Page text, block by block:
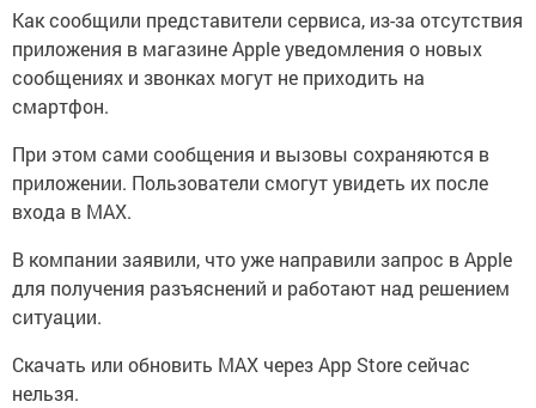
Как сообщили представители сервиса, из-за отсутствия
приложения в магазине Apple уведомления о новых
сообщениях и звонках могут не приходить на
смартфон.
При этом сами сообщения и вызовы сохраняются в
приложении. Пользователи смогут увидеть их после
входа в MAX.
В компании заявили, что уже направили запрос в Apple
для получения разъяснений и работают над решением
ситуации.
Скачать или обновить MAX через App Store сейчас
нельзя.